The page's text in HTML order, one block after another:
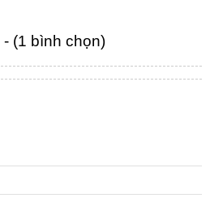
- (1 bình chọn)